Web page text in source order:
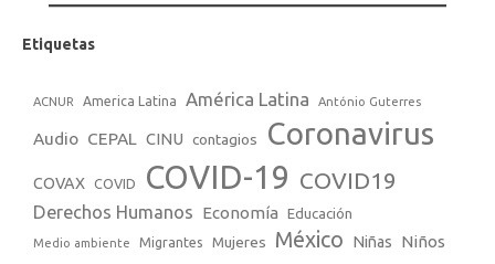
Etiquetas
ACNUR America Latina América Latina António Guterres
Audio CEPAL CINU contagios Coronavirus
COVAX COVID COVID-19 COVID19
Derechos Humanos Economía Educación
Medio ambiente Migrantes Mujeres México Niñas Niños